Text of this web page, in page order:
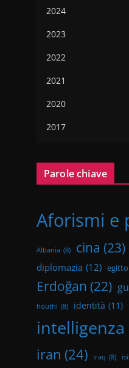
2024
2023
2022
2021
2020
2017
Parole chiave
Aforismi e
Albania (8) cina (23)
diplomazia (12) egitto
Erdoğan (22)
houthi (8) identità (11)
iran (24) iraq (8)